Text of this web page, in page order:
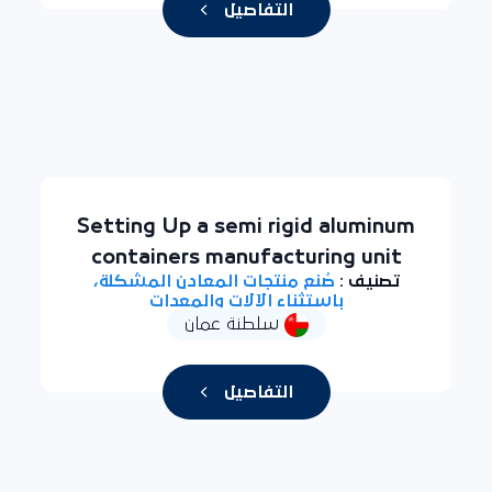
التفاصيل
Setting Up a semi rigid aluminum
containers manufacturing unit
تصنيف : صُنع منتجات المعادن المشكلة،
باستثناء الآلات والمعدات
سلطنة عمان
التفاصيل